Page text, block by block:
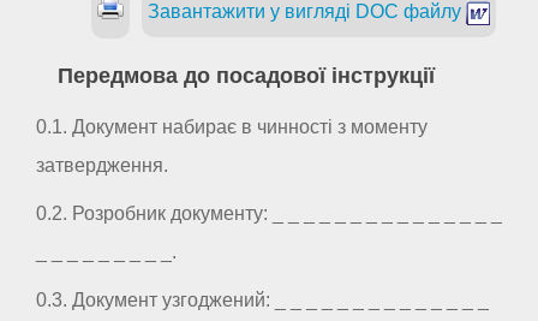
Завантажити у вигляді DOC файлу
Передмова до посадової інструкції
0.1. Документ набирає в чинності з моменту
затвердження.
0.2. Розробник документу: _ _ _ _ _ _ _ _ _ _ _ _ _ _ _
_ _ _ _ _ _ _ _ _.
0.3. Документ узгоджений: _ _ _ _ _ _ _ _ _ _ _ _ _ _